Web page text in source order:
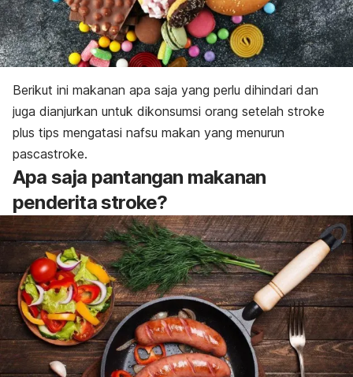
Berikut ini makanan apa saja yang perlu dihindari dan
juga dianjurkan untuk dikonsumsi orang setelah stroke
plus tips mengatasi nafsu makan yang menurun
pascastroke.
Apa saja pantangan makanan
penderita stroke?